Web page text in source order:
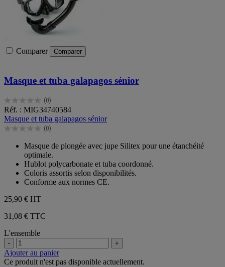
Comparer Comparer
Masque et tuba galapagos sénior
(0)
0.0
sur
5
étoiles.
Réf. : MIG34740584
Masque et tuba galapagos sénior
(0)
0.0
étoiles.
Masque de plongée avec jupe Silitex pour une étanchéité
optimale.
Hublot polycarbonate et tuba coordonné.
Coloris assortis selon disponibilités.
Conforme aux normes CE.
25,90 € HT
31,08 € TTC
L'ensemble
- +
Ajouter au panier
Ce produit n'est pas disponible actuellement.